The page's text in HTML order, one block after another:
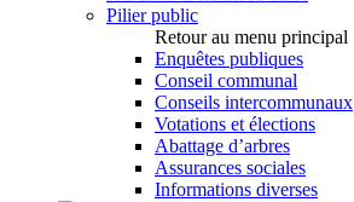
Pilier public
Retour au menu principal
Enquêtes publiques
Conseil communal
Conseils intercommunaux
Votations et élections
Abattage d’arbres
Assurances sociales
Informations diverses